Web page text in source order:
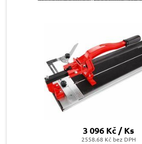
3 096 Kč / Ks
2558.68 Kč bez DPH